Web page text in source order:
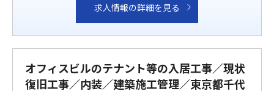
求人情報の詳細を見る
オフィスビルのテナント等の入居工事／現状
復旧工事／内装／建築施工管理／東京都千代